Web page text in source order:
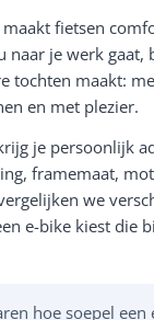
fietsen
naar je werk gaat,
tochten maakt:
en met plezier.
je persoonlijk
framemaat,
we
e-bike kiest die
hoe soepel een